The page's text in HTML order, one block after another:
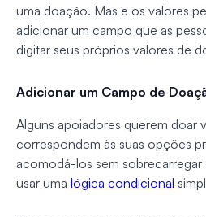
uma doação. Mas e os valores
adicionar um campo que as
digitar seus próprios valores de
Adicionar um Campo de
Alguns apoiadores querem doar
correspondem às suas opções
acomodá-los sem
usar uma lógica condicional